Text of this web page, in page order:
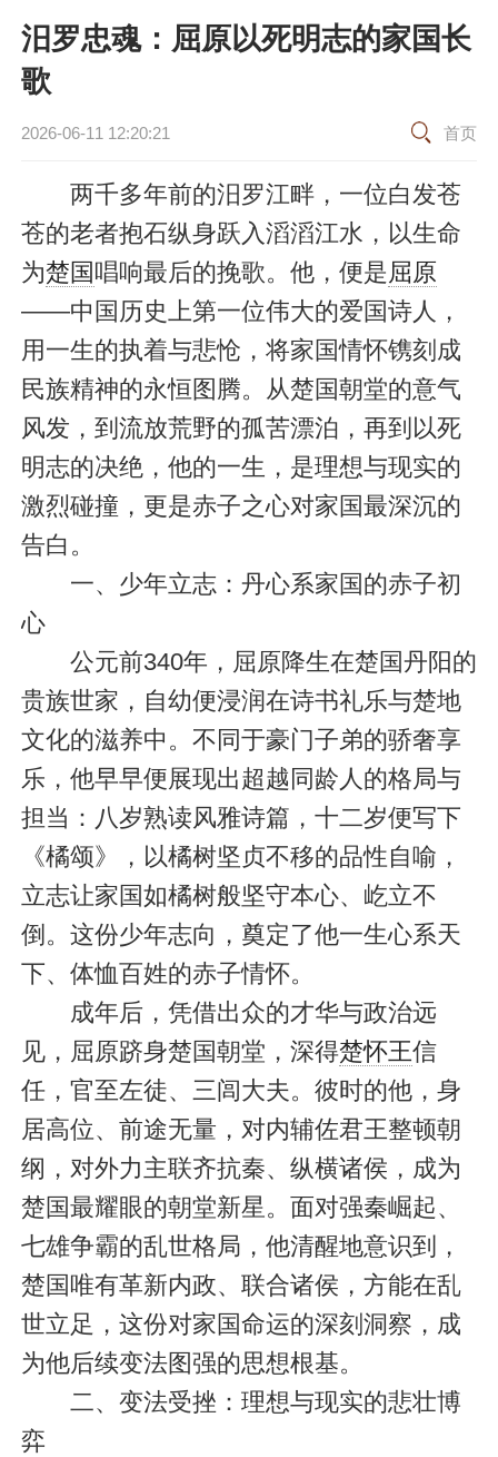
汨罗忠魂：屈原以死明志的家国长
歌
2026-06-11 12:20:21 首页
两千多年前的汨罗江畔，一位白发苍
苍的老者抱石纵身跃入滔滔江水，以生命
为楚国唱响最后的挽歌。他，便是屈原
——中国历史上第一位伟大的爱国诗人，
用一生的执着与悲怆，将家国情怀镌刻成
民族精神的永恒图腾。从楚国朝堂的意气
风发，到流放荒野的孤苦漂泊，再到以死
明志的决绝，他的一生，是理想与现实的
激烈碰撞，更是赤子之心对家国最深沉的
告白。
一、少年立志：丹心系家国的赤子初
心
公元前340年，屈原降生在楚国丹阳的
贵族世家，自幼便浸润在诗书礼乐与楚地
文化的滋养中。不同于豪门子弟的骄奢享
乐，他早早便展现出超越同龄人的格局与
担当：八岁熟读风雅诗篇，十二岁便写下
《橘颂》，以橘树坚贞不移的品性自喻，
立志让家国如橘树般坚守本心、屹立不
倒。这份少年志向，奠定了他一生心系天
下、体恤百姓的赤子情怀。
成年后，凭借出众的才华与政治远
见，屈原跻身楚国朝堂，深得楚怀王信
任，官至左徒、三闾大夫。彼时的他，身
居高位、前途无量，对内辅佐君王整顿朝
纲，对外力主联齐抗秦、纵横诸侯，成为
楚国最耀眼的朝堂新星。面对强秦崛起、
七雄争霸的乱世格局，他清醒地意识到，
楚国唯有革新内政、联合诸侯，方能在乱
世立足，这份对家国命运的深刻洞察，成
为他后续变法图强的思想根基。
二、变法受挫：理想与现实的悲壮博
弈